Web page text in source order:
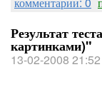
Результат
картинками)"
13-02-2008 21:52